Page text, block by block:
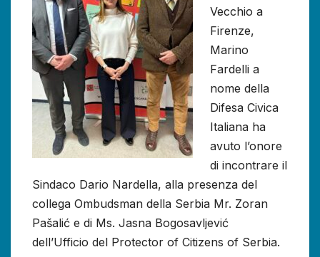
Vecchio a
Firenze,
Marino
Fardelli a
nome della
Difesa Civica
Italiana ha
avuto l’onore
di incontrare il
Sindaco Dario Nardella, alla presenza del
collega Ombudsman della Serbia Mr. Zoran
Pašalić e di Ms. Jasna Bogosavljević
dell’Ufficio del Protector of Citizens of Serbia.